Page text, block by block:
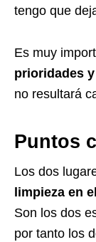
tengo que
Es muy
prioridades
no resultará
Puntos
Los dos
limpieza en
Son los dos
por tanto los